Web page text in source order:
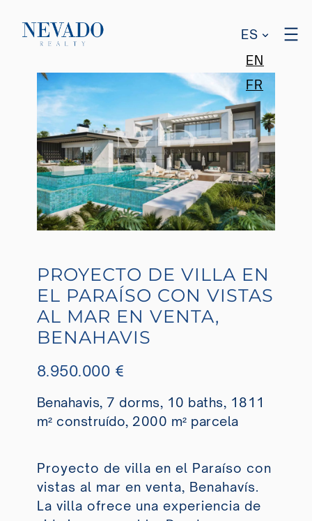
ES
EN
FR
PROYECTO DE VILLA EN
EL PARAÍSO CON VISTAS
AL MAR EN VENTA,
BENAHAVIS
8.950.000 €
Benahavis, 7 dorms, 10 baths, 1811
m² construído, 2000 m² parcela
Proyecto de villa en el Paraíso con
vistas al mar en venta, Benahavís.
La villa ofrece una experiencia de